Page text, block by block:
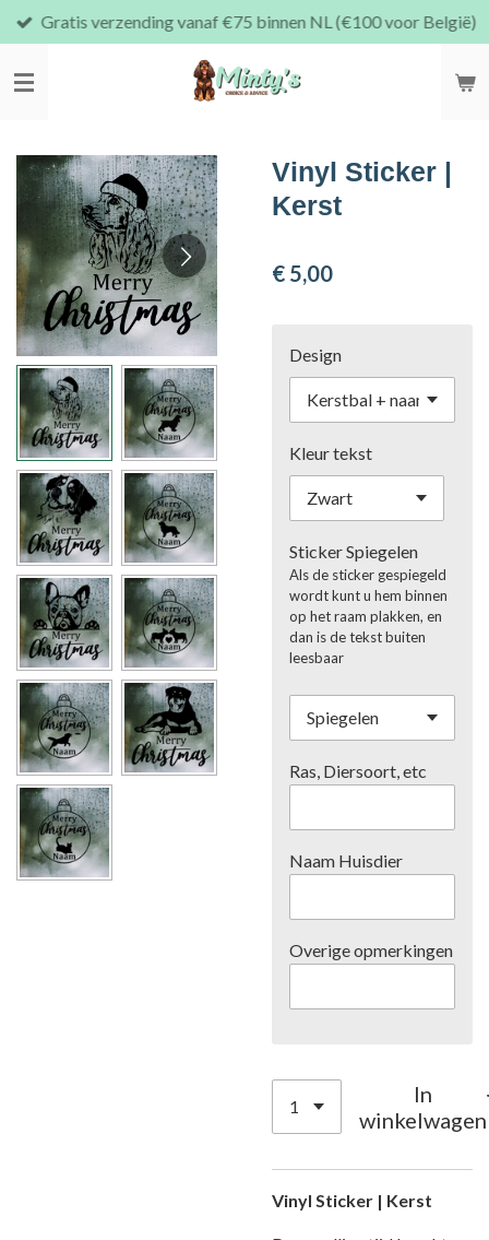
Ga
direct
naar
Gratis verzending vanaf €75 binnen NL (€100 voor België)
Vinyl Sticker |
Kerst
€ 5,00
Design
Kleur tekst
Sticker Spiegelen
Als de sticker gespiegeld
wordt kunt u hem binnen
op het raam plakken, en
dan is de tekst buiten
leesbaar
Ras, Diersoort, etc
Naam Huisdier
Overige opmerkingen
In
winkelwagen
Vinyl Sticker | Kerst